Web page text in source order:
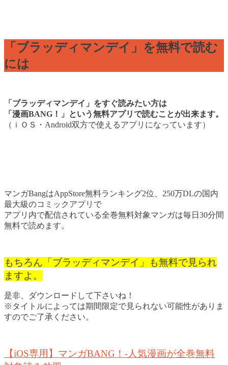
「ブラッディマンデイ」を無料で読む
には
「ブラッディマンデイ」をすぐ読みたい方は
「漫画BANG！」という無料アプリで読むことが出来ます。
（ｉＯＳ・Android双方で使えるアプリになっています）
マンガBangはAppStore無料ランキング2位、250万DLの国内
最大級のコミックアプリで
アプリ内で配信されている全巻無料対象マンガは毎日30分間
無料で読めます。
もちろん「ブラッディマンデイ」も無料で見られ
ますよ。
是非、ダウンロードして下さいね！
※タイトルによっては期間限定で見られない可能性がありま
すのでご了承ください。
【iOS専用】マンガBANG！-人気漫画が全巻無料